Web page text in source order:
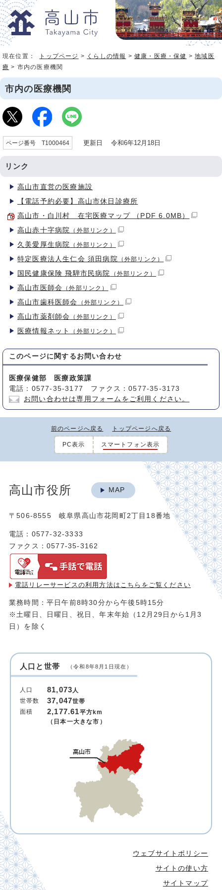
現在位置： トップページ > くらしの情報 >健康・医療・保健 >地域医
療 > 市内の医療機関
市内の医療機関
ページ番号 T1000464 更新日 令和6年12月18日
リンク
高山市直営の医療施設
【電話予約必要】高山市休日診療所
高山市・白川村 在宅医療マップ （PDF 6.0MB）
高山赤十字病院 （外部リンク）
久美愛厚生病院 （外部リンク）
特定医療法人生仁会 須田病院 （外部リンク）
国民健康保険 飛騨市民病院 （外部リンク）
高山市医師会 （外部リンク）
高山市歯科医師会 （外部リンク）
高山市薬剤師会 （外部リンク）
医療情報ネット （外部リンク）
このページに関する お問い合わせ
医療保健部 医療政策課
電話：0577-35-3177 ファクス：0577-35-3173
お問い合わせは専用フォームをご利用ください。
前のページへ戻る トップページへ戻る
PC表示 スマートフォン表示
高山市役所 MAP
〒506-8555 岐阜県高山市花岡町2丁目18番地
電話：0577-32-3333
ファクス：0577-35-3162
電話リレーサービスの利用方法は こちらをご覧ください
業務時間：平日午前8時30分から午後5時15分
※土曜日、日曜日、祝日、年末年始（12月29日から1月3
日）を除く
人口と世帯 （令和8年8月1日現在）
人口 81,073人
世帯数
37,047世帯
面積
2,177.61平方km
（日本一大きな市）
ウェブサイトポリシー
サイトの使い方
サイトマップ